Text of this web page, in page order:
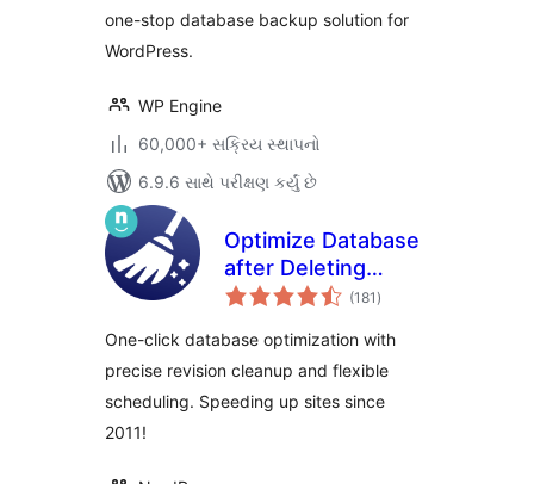
one-stop database backup solution for
WordPress.
WP Engine
60,000+ સક્રિય સ્થાપનો
6.9.6 સાથે પરીક્ષણ કર્યું છે
Optimize Database
after Deleting
Revisions
(181 કુલ
રેટિંગ્સ
)
One-click database optimization with
precise revision cleanup and flexible
scheduling. Speeding up sites since
2011!